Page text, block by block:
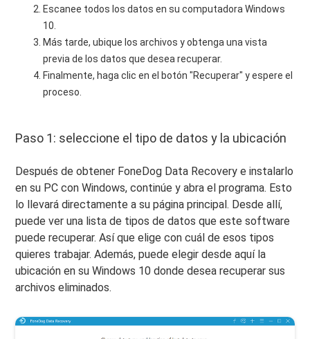
Escanee todos los datos en su computadora Windows
10.
Más tarde, ubique los archivos y obtenga una vista
previa de los datos que desea recuperar.
Finalmente, haga clic en el botón "Recuperar" y espere el
proceso.
Paso 1: seleccione el tipo de datos y la ubicación
Después de obtener FoneDog Data Recovery e instalarlo
en su PC con Windows, continúe y abra el programa. Esto
lo llevará directamente a su página principal. Desde allí,
puede ver una lista de tipos de datos que este software
puede recuperar. Así que elige con cuál de esos tipos
quieres trabajar. Además, puede elegir desde aquí la
ubicación en su Windows 10 donde desea recuperar sus
archivos eliminados.